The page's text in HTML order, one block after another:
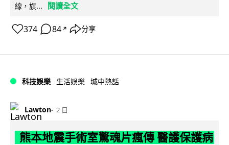
線，旗...
閱讀全文
374 84 ↗ 分享
科技娛樂 生活娛樂 城中熱話
Lawton 2 日
熊本地震手術室驚魂片瘋傳 醫護保護病